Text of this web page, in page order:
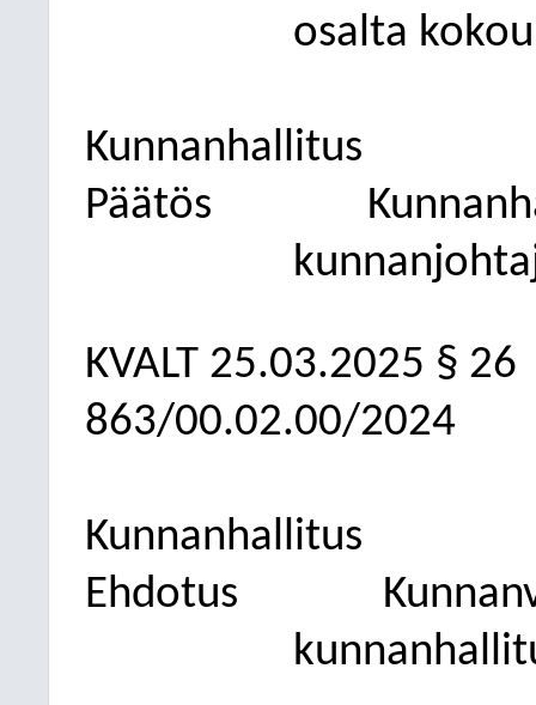
osalta
Kunnanhallitus
Päätös
KVALT 25.03.2025 § 26
863/00.02.00/2024
Kunnanhallitus
Ehdotus